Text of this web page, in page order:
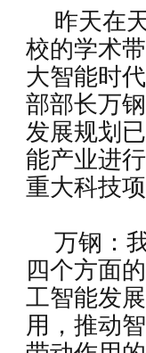
昨天在
校的学术
大智能时代
部部长万
发展规划
能产业进
重大科技
万钢：
四个方面
工智能发
用，推动